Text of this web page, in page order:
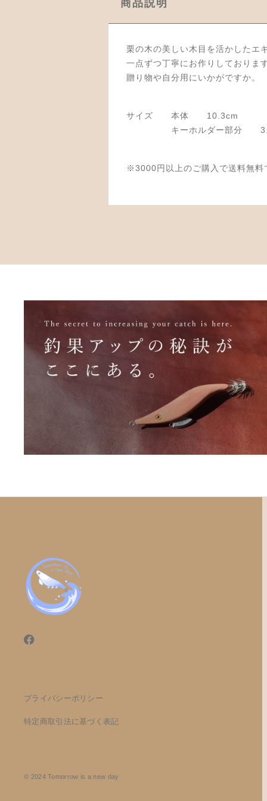
商品説明
栗の木の美しい木目を活かしたエ
一点ずつ丁寧にお作りしておりま
贈り物や自分用にいかがですか。
サイズ 本体 10.3cm
キーホルダー部分
※3000円以上のご購入で送料無料
プライバシーポリシー
特定商取引法に基づく表記
© 2024 Tomorrow is a new day